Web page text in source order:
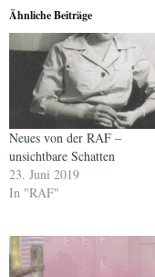
Ähnliche Beiträge
Neues von der RAF –
unsichtbare Schatten
23. Juni 2019
In "RAF"